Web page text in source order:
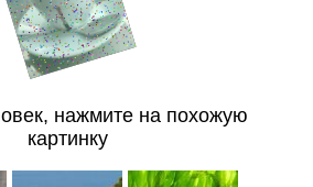
нажмите на похожую
картинку